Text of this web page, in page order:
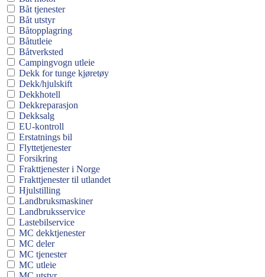
Båt tjenester
Båt utstyr
Båtopplagring
Båtutleie
Båtverksted
Campingvogn utleie
Dekk for tunge kjøretøy
Dekk/hjulskift
Dekkhotell
Dekkreparasjon
Dekksalg
EU-kontroll
Erstatnings bil
Flyttetjenester
Forsikring
Frakttjenester i Norge
Frakttjenester til utlandet
Hjulstilling
Landbruksmaskiner
Landbruksservice
Lastebilservice
MC dekktjenester
MC deler
MC tjenester
MC utleie